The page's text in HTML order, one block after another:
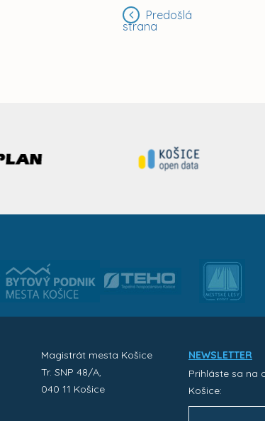
Predošlá
strana
Magistrát mesta Košice
Tr. SNP 48/A,
040 11 Košice
NEWSLETTER
Prihláste sa na
Košice: